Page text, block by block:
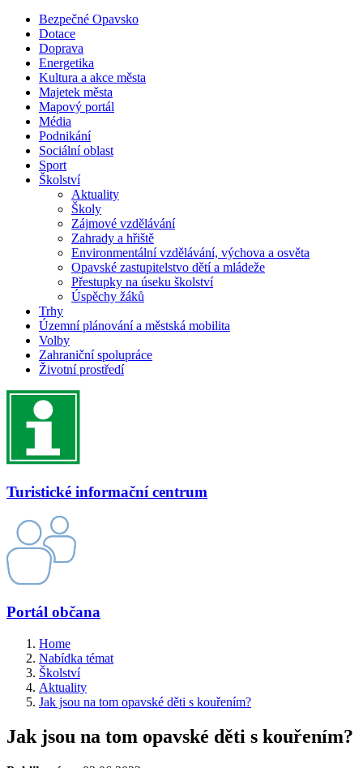
Bezpečné Opavsko
Dotace
Doprava
Energetika
Kultura a akce města
Majetek města
Mapový portál
Média
Podnikání
Sociální oblast
Sport
Školství
Aktuality
Školy
Zájmové vzdělávání
Zahrady a hřiště
Environmentální vzdělávání, výchova a osvěta
Opavské zastupitelstvo dětí a mládeže
Přestupky na úseku školství
Úspěchy žáků
Trhy
Územní plánování a městská mobilita
Volby
Zahraniční spolupráce
Životní prostředí
Turistické informační centrum
Portál občana
Home
Nabídka témat
Školství
Aktuality
Jak jsou na tom opavské děti s kouřením?
Jak jsou na tom opavské děti s kouřením?